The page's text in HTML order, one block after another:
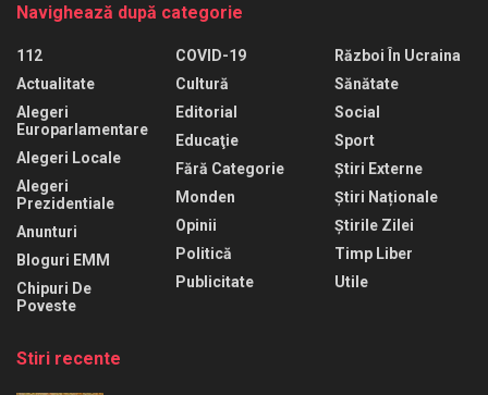
Navighează după categorie
112
Actualitate
Alegeri
Europarlamentare
Alegeri Locale
Alegeri
Prezidentiale
Anunturi
Bloguri EMM
Chipuri De
Poveste
COVID-19
Cultură
Editorial
Educaţie
Fără Categorie
Monden
Opinii
Politică
Publicitate
Război În Ucraina
Sănătate
Social
Sport
Știri Externe
Știri Naționale
Știrile Zilei
Timp Liber
Utile
Stiri recente